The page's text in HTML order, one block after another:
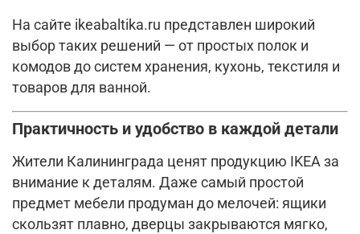
На сайте ikeabaltika.ru представлен широкий
выбор таких решений — от простых полок и
комодов до систем хранения, кухонь, текстиля и
товаров для ванной.
Практичность и удобство в каждой детали
Жители Калининграда ценят продукцию IKEA за
внимание к деталям. Даже самый простой
предмет мебели продуман до мелочей: ящики
скользят плавно, дверцы закрываются мягко,